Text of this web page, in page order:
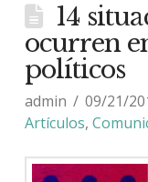
14
ocurren
políticos
admin
09/21/
Artículos,